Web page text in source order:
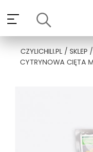
content
CZYLICHILI.PL/ SKLEP /
CYTRYNOWA CIĘTA